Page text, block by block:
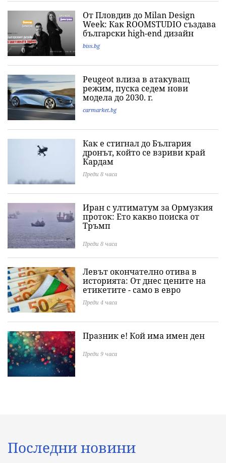
От Пловдив до Milan Design
Week: Как ROOMSTUDIO създава
български high-end дизайн
biss.bg
Peugeot влиза в атакуващ
режим, пуска седем нови
модела до 2030. г.
carmarket.bg
Как е стигнал до България
дронът, който се взриви край
Кардам
Преди 8 часа
Иран с ултиматум за Ормузкия
проток: Ето какво поиска от
Тръмп
Преди 8 часа
Левът окончателно отива в
историята: Oт днес цените на
етикетите - само в евро
Преди 4 часа
Празник е! Кой има имен ден
Преди 9 часа
Последни новини